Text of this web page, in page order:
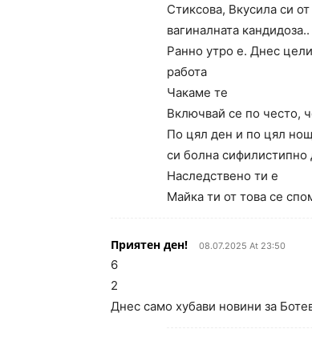
Стиксова, Вкусила си
вагиналната кандидоза..
Ранно утро е. Днес
работа
Чакаме те
Включвай се по често,
По цял ден и по цял
си болна сифилистипно
Наследствено ти е
Майка ти от това се
Приятен ден! 08.07.2025 At 23:50
6
2
Днес само хубави новини за